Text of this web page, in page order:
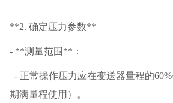
**2. 确定压力参数**
- **测量范围**：
- 正常操作压力应在变送器量程的
期满量程使用）。